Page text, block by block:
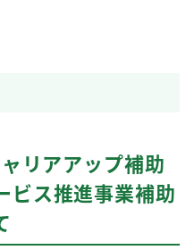
リアアップ補助
ビス推進事業補助